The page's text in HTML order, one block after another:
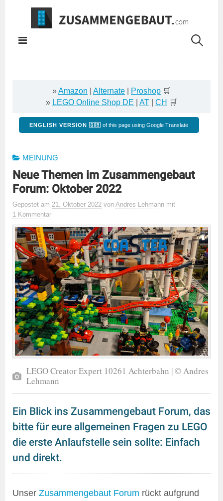
Springe
Inhalt
»Amazon Alternate Proshop 🛒
» LEGO Online Shop DE AT CH 🛒
ENGLISH VERSION 🇬🇧 of this page using Google Translate
MEINUNG
Neue Themen im Zusammengebaut
Forum: Oktober 2022
Gepostet am 21. Oktober 2022 von Andres Lehmann mit
1 Kommentar
LEGO Creator Expert 10261 Achterbahn | © Andres
Lehmann
Ein Blick ins Zusammengebaut Forum, das
bitte für eure allgemeinen Fragen zu LEGO
die erste Anlaufstelle sein sollte: Einfach
und direkt.
Unser Zusammengebaut Forum rückt aufgrund